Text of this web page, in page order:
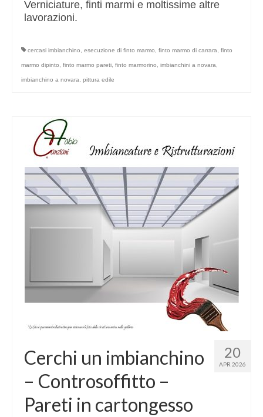
Verniciature, finti marmi e moltissime altre
lavorazioni.
cercasi imbianchino, esecuzione di finto marmo, finto marmo di carrara, finto
marmo dipinto, finto marmo pareti, finto marmorino, imbianchini a novara,
imbianchino a novara, pittura edile
20
APR 2026
Cerchi un imbianchino
– Controsoffitto –
Pareti in cartongesso